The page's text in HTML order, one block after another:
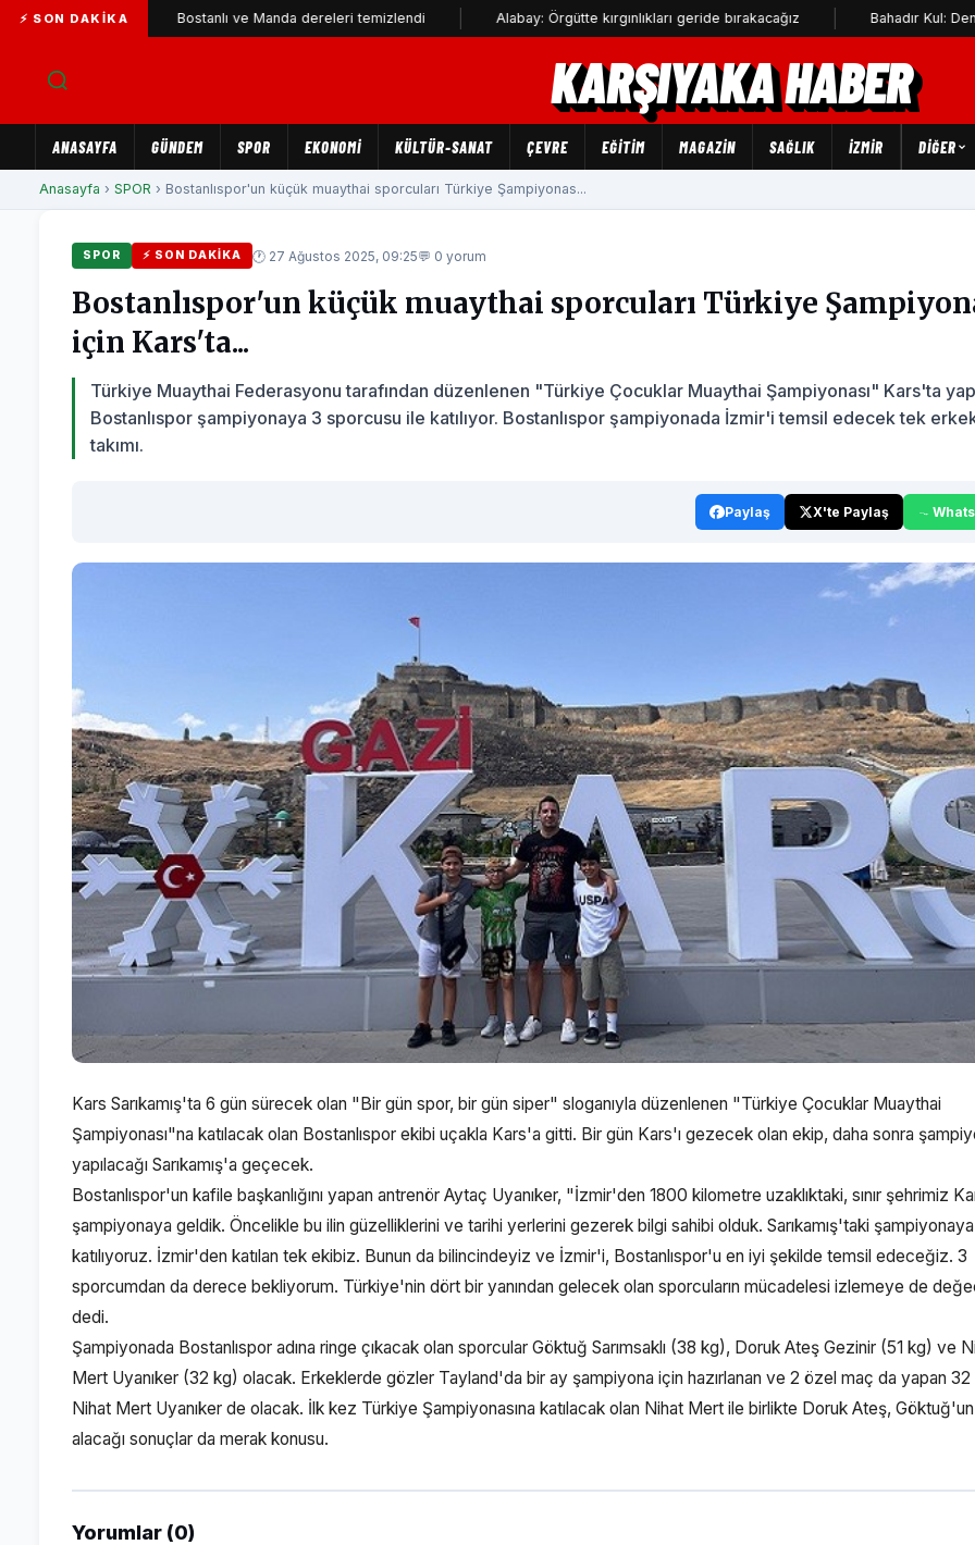
⚡ SON DAKIKABostanlı ve Manda dereleri temizlendi Alabay: Örgütte kırgınlıkları geride bırakacağız Bahadır Kul: Deniz
KARŞIYAKA HABER
ANASAYFA GÜNDEM SPOR EKONOMİ KÜLTÜR-SANAT ÇEVRE EĞİTİM MAGAZİN SAĞLIK İZMİR DIĞER
Anasayfa › SPOR › Bostanlıspor'un küçük muaythai sporcuları Türkiye Şampiyonas...
SPOR ⚡ SON DAKIKA 🕐 27 Ağustos 2025, 09:25💬 0 yorum
Bostanlıspor'un küçük muaythai sporcuları Türkiye
için Kars'ta...
Türkiye Muaythai Federasyonu tarafından düzenlenen "Türkiye Çocuklar Muaythai Şampiyonası" Kars'ta
Bostanlıspor şampiyonaya 3 sporcusu ile katılıyor. Bostanlıspor şampiyonada İzmir'i temsil edecek tek
takımı.
Paylaş X'te Paylaş
Kars Sarıkamış'ta 6 gün sürecek olan "Bir gün spor, bir gün siper" sloganıyla düzenlenen "Türkiye Çocuklar Muaythai
Şampiyonası"na katılacak olan Bostanlıspor ekibi uçakla Kars'a gitti. Bir gün Kars'ı gezecek olan ekip, daha sonra
yapılacağı Sarıkamış'a geçecek.
Bostanlıspor'un kafile başkanlığını yapan antrenör Aytaç Uyanıker, "İzmir'den 1800 kilometre uzaklıktaki, sınır şehrimiz
şampiyonaya geldik. Öncelikle bu ilin güzelliklerini ve tarihi yerlerini gezerek bilgi sahibi olduk. Sarıkamış'taki şampiyonaya
katılıyoruz. İzmir'den katılan tek ekibiz. Bunun da bilincindeyiz ve İzmir'i, Bostanlıspor'u en iyi şekilde temsil edeceğiz. 3
sporcumdan da derece bekliyorum. Türkiye'nin dört bir yanından gelecek olan sporcuların mücadelesi izlemeye de
dedi.
Şampiyonada Bostanlıspor adına ringe çıkacak olan sporcular Göktuğ Sarımsaklı (38 kg), Doruk Ateş Gezinir (51 kg) ve
Mert Uyanıker (32 kg) olacak. Erkeklerde gözler Tayland'da bir ay şampiyona için hazırlanan ve 2 özel maç da yapan 32
Nihat Mert Uyanıker de olacak. İlk kez Türkiye Şampiyonasına katılacak olan Nihat Mert ile birlikte Doruk Ateş, Göktuğ'un
alacağı sonuçlar da merak konusu.
Yorumlar (0)